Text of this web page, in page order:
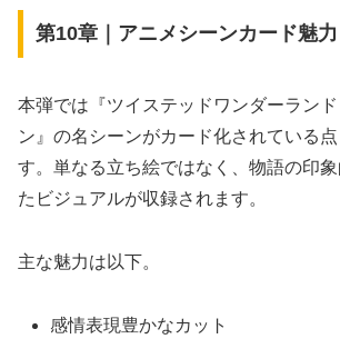
第10章｜アニメシーンカード魅力
本弾では『ツイステッドワンダーラン
ン』の名シーンがカード化されている
す。単なる立ち絵ではなく、物語の印
たビジュアルが収録されます。
主な魅力は以下。
感情表現豊かなカット